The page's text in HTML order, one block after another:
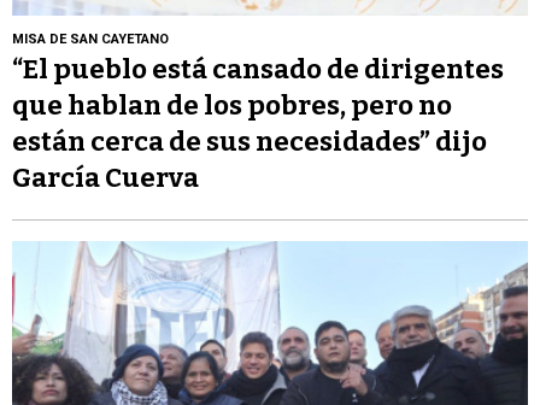
MISA DE SAN CAYETANO
“El pueblo está cansado de dirigentes
que hablan de los pobres, pero no
están cerca de sus necesidades” dijo
García Cuerva